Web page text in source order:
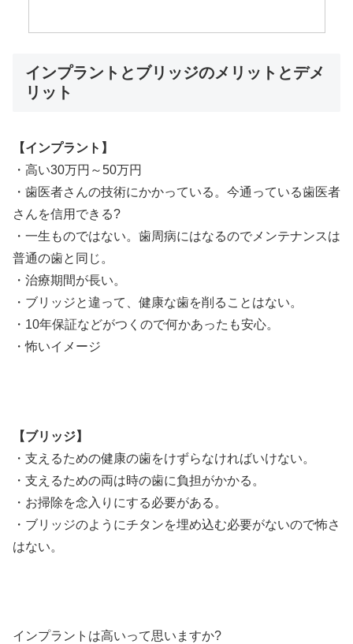
インプラントとブリッジのメリットとデメ
リット
【インプラント】
・高い30万円～50万円
・歯医者さんの技術にかかっている。今通っている歯医者
さんを信用できる?
・一生ものではない。歯周病にはなるのでメンテナンスは
普通の歯と同じ。
・治療期間が長い。
・ブリッジと違って、健康な歯を削ることはない。
・10年保証などがつくので何かあったも安心。
・怖いイメージ
【ブリッジ】
・支えるための健康の歯をけずらなければいけない。
・支えるための両は時の歯に負担がかかる。
・お掃除を念入りにする必要がある。
・ブリッジのようにチタンを埋め込む必要がないので怖さ
はない。
インプラントは高いって思いますか?